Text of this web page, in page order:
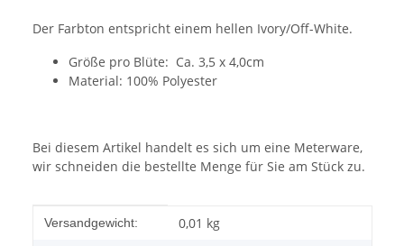
Der Farbton entspricht einem hellen Ivory/Off-White.
Größe pro Blüte: Ca. 3,5 x 4,0cm
Material: 100% Polyester
Bei diesem Artikel handelt es sich um eine Meterware,
wir schneiden die bestellte Menge für Sie am Stück zu.
Produkteigenschaft
Wert
Versandgewicht: 0,01 kg